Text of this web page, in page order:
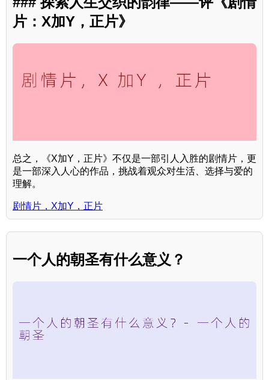
片：X加Y，正片》
总之，《X加Y，正片》不仅是一部引人入胜的剧情片，更
是一部深入人心的作品，挑战着观众对生活、选择与爱的
理解。
剧情片，X加Y，正片
一个人的朝圣有什么意义？